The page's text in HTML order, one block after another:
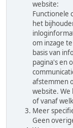
website:
Functionele
het
om inzage
basis van
pagina's en
afstemmen
website. We
of vanaf
Meer
Geen